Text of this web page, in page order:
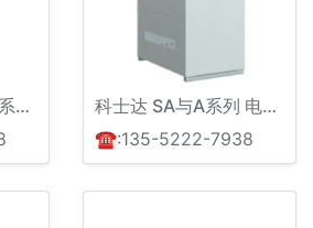
科士达 电池架 单体系列与拼接系列
科士达 SA与A系列 电池箱 SA2-SA20 / A1-A40
☎:135-5222-7938